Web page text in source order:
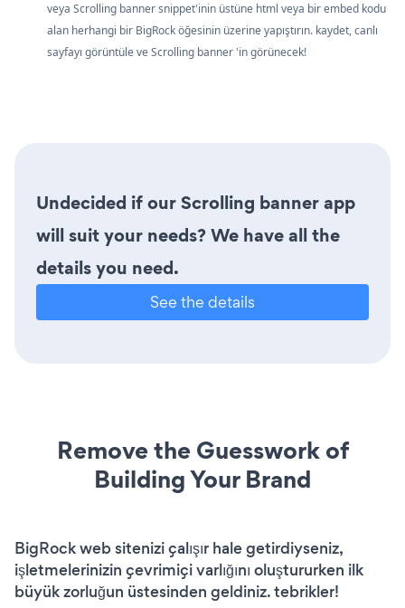
veya Scrolling banner snippet'inin üstüne html veya bir embed kodu
alan herhangi bir BigRock öğesinin üzerine yapıştırın. kaydet, canlı
sayfayı görüntüle ve Scrolling banner 'in görünecek!
Undecided if our Scrolling banner app
will suit your needs? We have all the
details you need.
See the details
Remove the Guesswork of
Building Your Brand
BigRock web sitenizi çalışır hale getirdiyseniz,
işletmelerinizin çevrimiçi varlığını oluştururken ilk
büyük zorluğun üstesinden geldiniz. tebrikler!